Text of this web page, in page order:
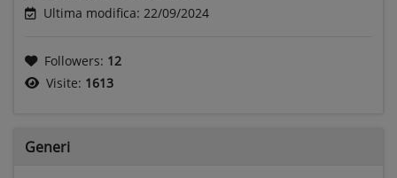
Ultima modifica: 22/09/2024
Followers: 12
Visite: 1613
Generi